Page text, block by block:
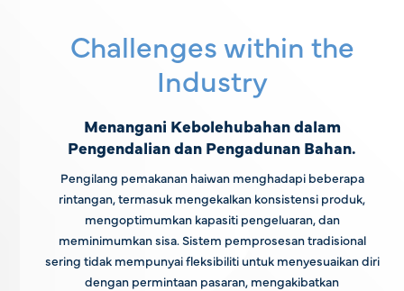
Challenges within the
Industry
Menangani Kebolehubahan dalam
Pengendalian dan Pengadunan Bahan.
Pengilang pemakanan haiwan menghadapi beberapa
rintangan, termasuk mengekalkan konsistensi produk,
mengoptimumkan kapasiti pengeluaran, dan
meminimumkan sisa. Sistem pemprosesan tradisional
sering tidak mempunyai fleksibiliti untuk menyesuaikan diri
dengan permintaan pasaran, mengakibatkan